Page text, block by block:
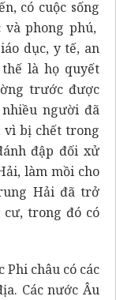
có cuộc sống
phong phú,
dục, y tế, an
là họ quyết
trước được
người đã
vì bị chết trong
đập đối xử
làm mồi cho
Hải đã trở
cư, trong đó có
Phi châu có các
Các nước Âu